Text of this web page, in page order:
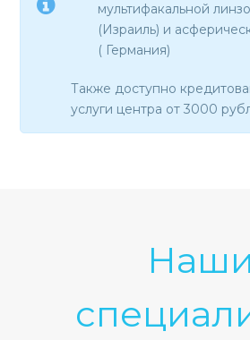
мультифакальной
(Израиль) и
( Германия)
Также доступно
услуги центра от 3000
Наши